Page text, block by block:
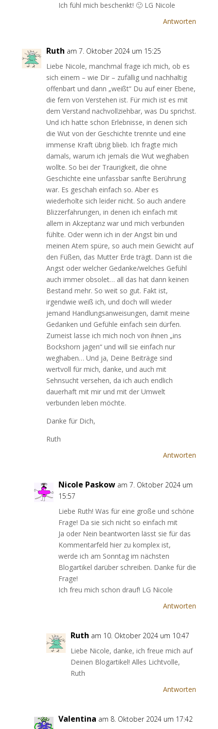
Ich fühl mich beschenkt! 🙂 LG Nicole
Antworten
Ruth am 7. Oktober 2024 um 15:25
Liebe Nicole, manchmal frage ich mich, ob es
sich einem – wie Dir – zufällig und nachhaltig
offenbart und dann „weißt“ Du auf einer Ebene,
die fern von Verstehen ist. Für mich ist es mit
dem Verstand nachvollziehbar, was Du sprichst.
Und ich hatte schon Erlebnisse, in denen sich
die Wut von der Geschichte trennte und eine
immense Kraft übrig blieb. Ich fragte mich
damals, warum ich jemals die Wut weghaben
wollte. So bei der Traurigkeit, die ohne
Geschichte eine unfassbar sanfte Berührung
war. Es geschah einfach so. Aber es
wiederholte sich leider nicht. So auch andere
Blizzerfahrungen, in denen ich einfach mit
allem in Akzeptanz war und mich verbunden
fühlte. Oder wenn ich in der Angst bin und
meinen Atem spüre, so auch mein Gewicht auf
den Füßen, das Mutter Erde trägt. Dann ist die
Angst oder welcher Gedanke/welches Gefühl
auch immer obsolet… all das hat dann keinen
Bestand mehr. So weit so gut. Fakt ist,
irgendwie weiß ich, und doch will wieder
jemand Handlungsanweisungen, damit meine
Gedanken und Gefühle einfach sein dürfen.
Zumeist lasse ich mich noch von ihnen „ins
Bockshorn jagen“ und will sie einfach nur
weghaben… Und ja, Deine Beiträge sind
wertvoll für mich, danke, und auch mit
Sehnsucht versehen, da ich auch endlich
dauerhaft mit mir und mit der Umwelt
verbunden leben möchte.
Danke für Dich,
Ruth
Antworten
Nicole Paskow am 7. Oktober 2024 um
15:57
Liebe Ruth! Was für eine große und schöne
Frage! Da sie sich nicht so einfach mit
Ja oder Nein beantworten lässt sie für das
Kommentarfeld hier zu komplex ist,
werde ich am Sonntag im nächsten
Blogartikel darüber schreiben. Danke für die
Frage!
Ich freu mich schon drauf! LG Nicole
Antworten
Ruth am 10. Oktober 2024 um 10:47
Liebe Nicole, danke, ich freue mich auf
Deinen Blogartikel! Alles Lichtvolle,
Ruth
Antworten
Valentina am 8. Oktober 2024 um 17:42